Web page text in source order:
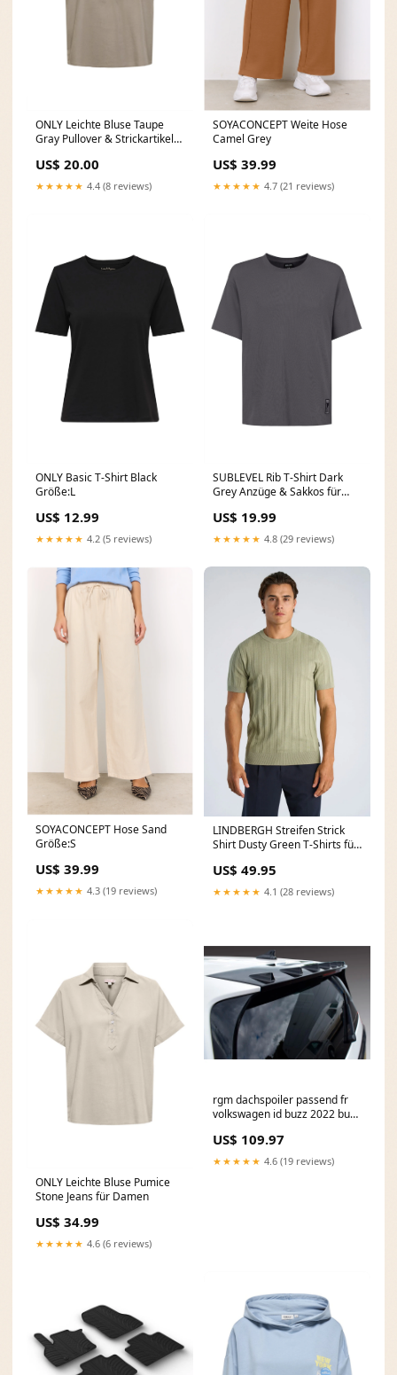
ONLY Leichte Bluse Taupe
Gray Pullover & Strickartikel
US$ 20.00
★★★★★ 4.4 (8 reviews)
SOYACONCEPT Weite Hose
Camel Grey
US$ 39.99
★★★★★ 4.7 (21 reviews)
ONLY Basic T-Shirt Black
Größe:L
US$ 12.99
★★★★★ 4.2 (5 reviews)
SUBLEVEL Rib T-Shirt Dark
Grey Anzüge & Sakkos für
US$ 19.99
★★★★★ 4.8 (29 reviews)
SOYACONCEPT Hose Sand
Größe:S
US$ 39.99
★★★★★ 4.3 (19 reviews)
LINDBERGH Streifen Strick
Shirt Dusty Green T-Shirts für
US$ 49.95
★★★★★ 4.1 (28 reviews)
ONLY Leichte Bluse Pumice
Stone Jeans für Damen
US$ 34.99
★★★★★ 4.6 (6 reviews)
rgm dachspoiler passend fr
volkswagen id buzz 2022 bus
glnzend schwarz abs
Titel:Default Title
US$ 109.97
★★★★★ 4.6 (19 reviews)